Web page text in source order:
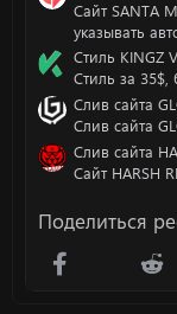
Сайт SANTA
указывать
Стиль KINGZ
Стиль за 35$,
Слив сайта
Слив сайта
Слив сайта
Сайт HARSH
Поделиться
Facebook
X